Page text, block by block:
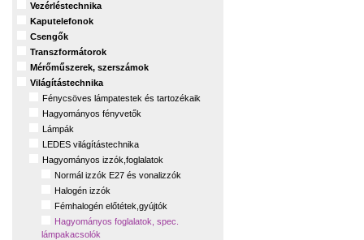
Vezérléstechnika
Kaputelefonok
Csengők
Transzformátorok
Mérőműszerek, szerszámok
Világítástechnika
Fénycsöves lámpatestek és tartozékaik
Hagyományos fényvetők
Lámpák
LEDES világítástechnika
Hagyományos izzók,foglalatok
Normál izzók E27 és vonalizzók
Halogén izzók
Fémhalogén előtétek,gyújtók
Hagyományos foglalatok, spec.
lámpakacsolók